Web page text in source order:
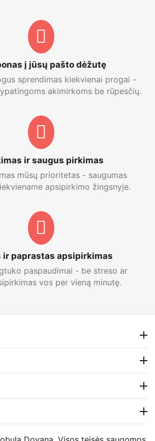
į jūsų pašto dėžutę
sprendimas kiekvienai progai -
akimirkoms be rūpesčių.
ir saugus pirkimas
mūsų prioritetas - saugumas
apsipirkimo žingsnyje.
ir paprastas apsipirkimas
paspaudimai - be streso ar
vos per vieną minutę.